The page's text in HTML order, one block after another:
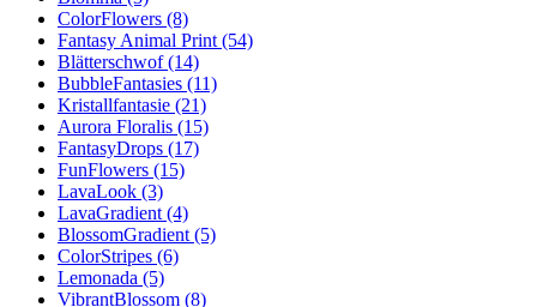
ColorFlowers (8)
Fantasy Animal Print (54)
Blätterschwof (14)
BubbleFantasies (11)
Kristallfantasie (21)
Aurora Floralis (15)
FantasyDrops (17)
FunFlowers (15)
LavaLook (3)
LavaGradient (4)
BlossomGradient (5)
ColorStripes (6)
Lemonada (5)
VibrantBlossom (8)